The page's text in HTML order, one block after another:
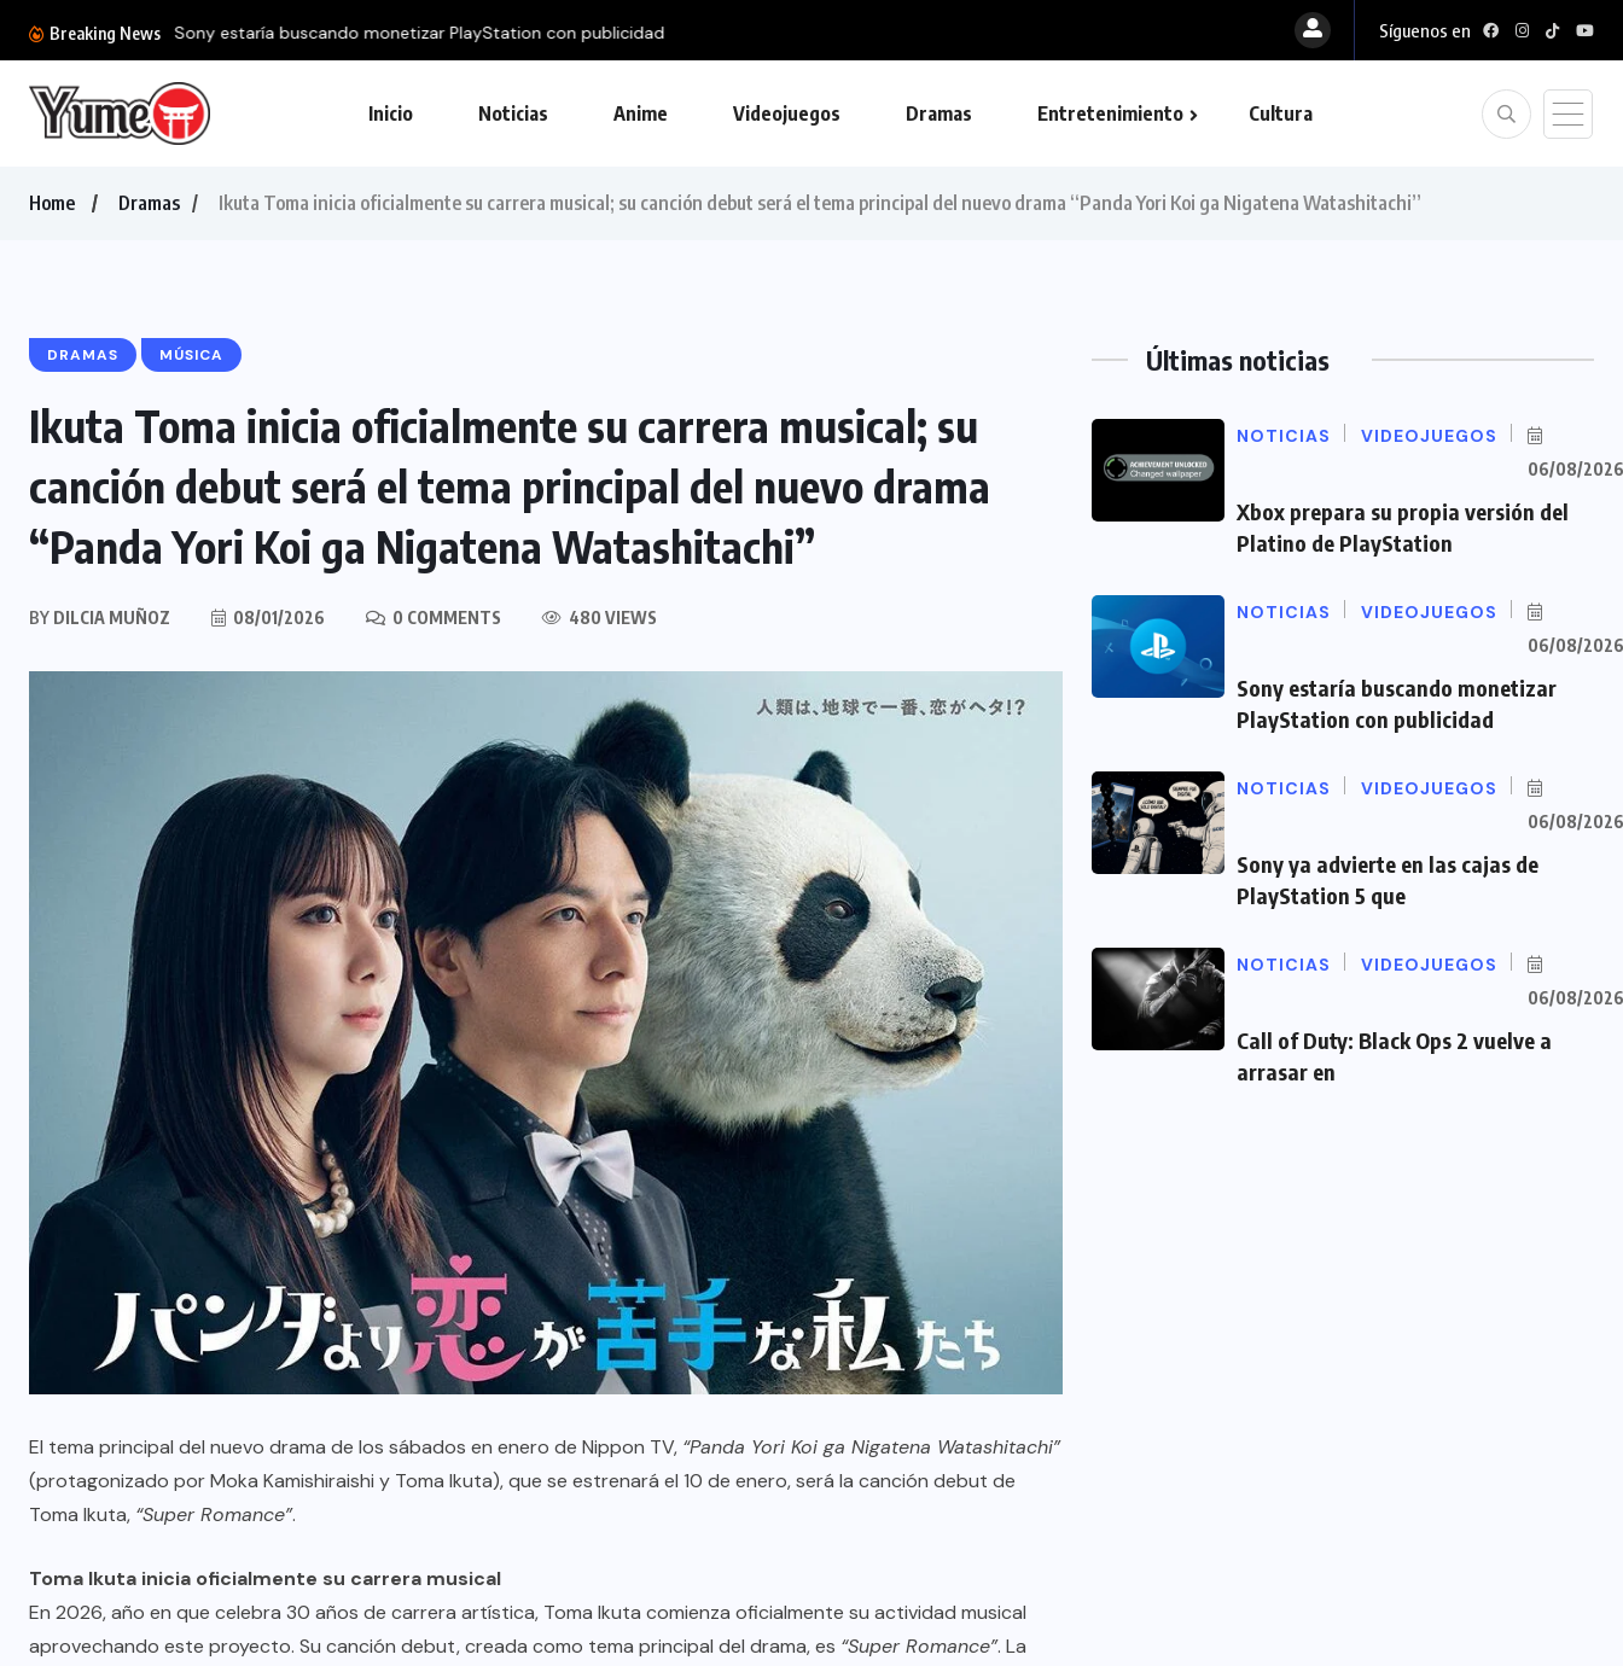
Breaking News Sony estaría buscando monetizar PlayStation con publicidad Síguenos en
Inicio Noticias Anime Videojuegos Dramas Entretenimiento Cultura
Home Dramas Ikuta Toma inicia oficialmente su carrera musical; su canción debut será el tema principal del nuevo drama “Panda Yori Koi ga Nigatena Watashitachi”
DRAMAS MÚSICA
Ikuta Toma inicia oficialmente su carrera musical; su
canción debut será el tema principal del nuevo drama
“Panda Yori Koi ga Nigatena Watashitachi”
BY DILCIA MUÑOZ 08/01/2026 0 COMMENTS 480 VIEWS
El tema principal del nuevo drama de los sábados en enero de Nippon TV, “Panda Yori Koi ga Nigatena Watashitachi”
(protagonizado por Moka Kamishiraishi y Toma Ikuta), que se estrenará el 10 de enero, será la canción debut de
Toma Ikuta, “Super Romance”.
Toma Ikuta inicia oficialmente su carrera musical
En 2026, año en que celebra 30 años de carrera artística, Toma Ikuta comienza oficialmente su actividad musical
aprovechando este proyecto. Su canción debut, creada como tema principal del drama, es “Super Romance”. La
Últimas noticias
NOTICIAS VIDEOJUEGOS
06/08/2026
Xbox prepara su propia versión del
Platino de PlayStation
NOTICIAS VIDEOJUEGOS
06/08/2026
Sony estaría buscando monetizar
PlayStation con publicidad
NOTICIAS VIDEOJUEGOS
06/08/2026
Sony ya advierte en las cajas de
PlayStation 5 que
NOTICIAS VIDEOJUEGOS
06/08/2026
Call of Duty: Black Ops 2 vuelve a
arrasar en